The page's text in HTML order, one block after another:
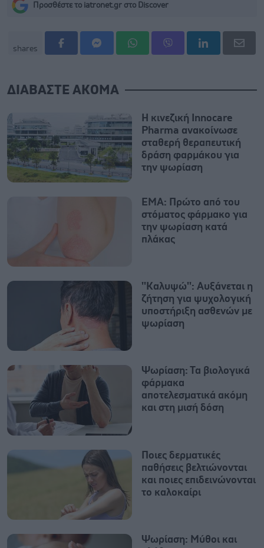
Προσθέστε το iatronet.gr στο Discover
shares
ΔΙΑΒΑΣΤΕ ΑΚΟΜΑ
Η κινεζική Innocare
Pharma ανακοίνωσε
σταθερή θεραπευτική
δράση φαρμάκου για
την ψωρίαση
ΕΜΑ: Πρώτο από του
στόματος φάρμακο για
την ψωρίαση κατά
πλάκας
''Καλυψώ'': Αυξάνεται η
ζήτηση για ψυχολογική
υποστήριξη ασθενών με
ψωρίαση
Ψωρίαση: Τα βιολογικά
φάρμακα
αποτελεσματικά ακόμη
και στη μισή δόση
Ποιες δερματικές
παθήσεις βελτιώνονται
και ποιες επιδεινώνονται
το καλοκαίρι
Ψωρίαση: Μύθοι και